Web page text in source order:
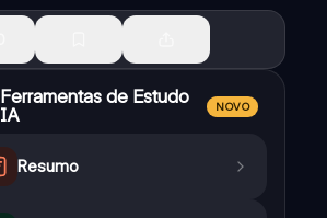
Ferramentas de Estudo
IA
NOVO
Resumo